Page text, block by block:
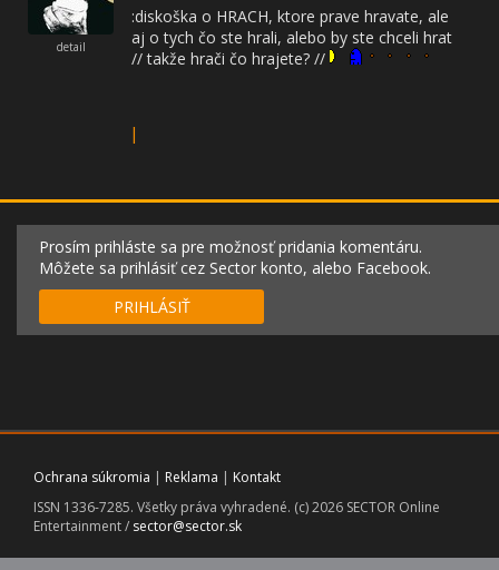
detail
:diskoška o HRACH, ktore prave hravate, ale
aj o tych čo ste hrali, alebo by ste chceli hrat
// takže hrači čo hrajete? //
|
Prosím prihláste sa pre možnosť pridania komentáru.
Môžete sa prihlásiť cez Sector konto, alebo Facebook.
PRIHLÁSIŤ
Ochrana súkromia | Reklama | Kontakt
ISSN 1336-7285. Všetky práva vyhradené. (c) 2026 SECTOR Online
Entertainment / sector@sector.sk